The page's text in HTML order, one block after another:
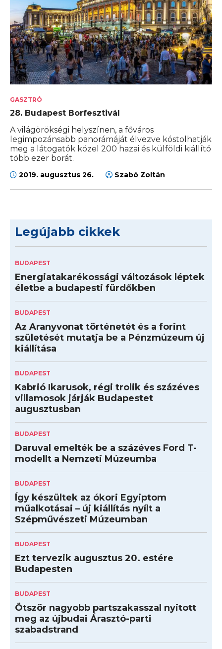
GASZTRÓ
28. Budapest Borfesztivál
A világörökségi helyszínen, a főváros
legimpozánsabb panorámáját élvezve kóstolhatják
meg a látogatók közel 200 hazai és külföldi kiállító
több ezer borát.
2019. augusztus 26. Szabó Zoltán
Legújabb cikkek
BUDAPEST
Energiatakarékossági változások léptek
életbe a budapesti fürdőkben
BUDAPEST
Az Aranyvonat történetét és a forint
születését mutatja be a Pénzmúzeum új
kiállítása
BUDAPEST
Kabrió Ikarusok, régi trolik és százéves
villamosok járják Budapestet
augusztusban
BUDAPEST
Daruval emelték be a százéves Ford T-
modellt a Nemzeti Múzeumba
BUDAPEST
Így készültek az ókori Egyiptom
műalkotásai – új kiállítás nyílt a
Szépművészeti Múzeumban
BUDAPEST
Ezt tervezik augusztus 20. estére
Budapesten
BUDAPEST
Ötször nagyobb partszakasszal nyitott
meg az újbudai Árasztó-parti
szabadstrand